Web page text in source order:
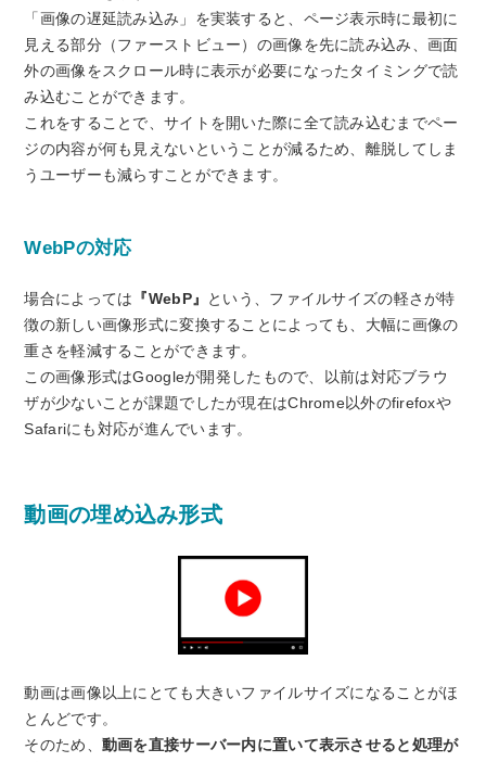
「画像の遅延読み込み」を実装すると、ページ表示時に最初に
見える部分（ファーストビュー）の画像を先に読み込み、画面
外の画像をスクロール時に表示が必要になったタイミングで読
み込むことができます。
これをすることで、サイトを開いた際に全て読み込むまでペー
ジの内容が何も見えないということが減るため、離脱してしま
うユーザーも減らすことができます。
WebPの対応
場合によっては 『WebP』
という、ファイルサイズの軽さが特
徴の新しい画像形式に変換することによっても、大幅に画像の
重さを軽減することができます。
この画像形式はGoogleが開発したもので、以前は対応ブラウ
ザが少ないことが課題でしたが現在はChrome以外のfirefoxや
Safariにも対応が進んでいます。
動画の埋め込み形式
動画は画像以上にとても大きいファイルサイズになることがほ
とんどです。
そのため、 動画を直接サーバー内に置いて表示させると処理が